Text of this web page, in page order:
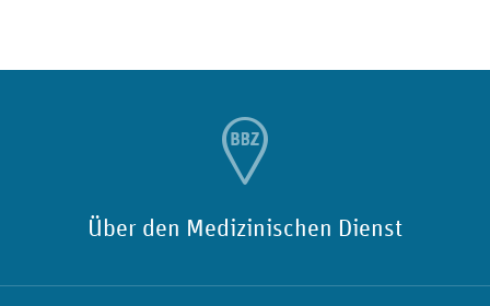
Über den Medizinischen Dienst